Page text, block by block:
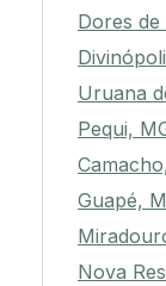
Dores de
Uruana
Pequi,
Guapé,
Nova